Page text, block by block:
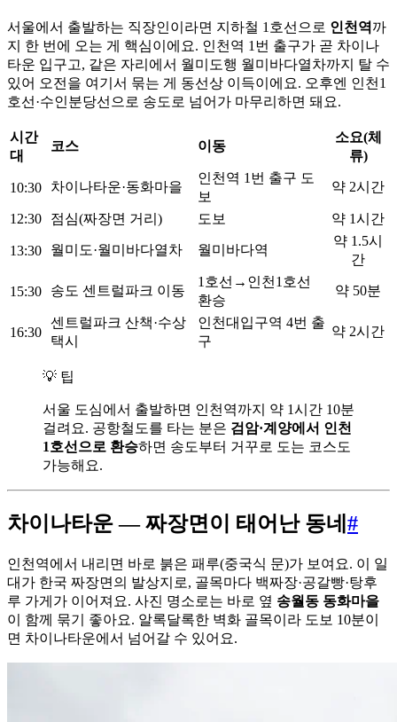
서울에서 출발하는 직장인이라면 지하철 1호선으로 인천역까
지 한 번에 오는 게 핵심이에요. 인천역 1번 출구가 곧 차이나
타운 입구고, 같은 자리에서 월미도행 월미바다열차까지 탈 수
있어 오전을 여기서 묶는 게 동선상 이득이에요. 오후엔 인천1
호선·수인분당선으로 송도로 넘어가 마무리하면 돼요.
시간
대
코스 이동
소요(체
류)
10:30 차이나타운·동화마을
인천역 1번 출구 도
보
약 2시간
12:30 점심(짜장면 거리) 도보 약 1시간
13:30 월미도·월미바다열차 월미바다역
약 1.5시
간
15:30 송도 센트럴파크 이동
1호선→인천1호선
환승
약 50분
16:30
센트럴파크 산책·수상
택시
인천대입구역 4번 출
구
약 2시간
💡 팁
서울 도심에서 출발하면 인천역까지 약 1시간 10분
걸려요. 공항철도를 타는 분은 검암·계양에서 인천
1호선으로 환승하면 송도부터 거꾸로 도는 코스도
가능해요.
차이나타운 — 짜장면이 태어난 동네 #
인천역에서 내리면 바로 붉은 패루(중국식 문)가 보여요. 이 일
대가 한국 짜장면의 발상지로, 골목마다 백짜장·공갈빵·탕후
루 가게가 이어져요. 사진 명소로는 바로 옆 송월동 동화마을
이 함께 묶기 좋아요. 알록달록한 벽화 골목이라 도보 10분이
면 차이나타운에서 넘어갈 수 있어요.